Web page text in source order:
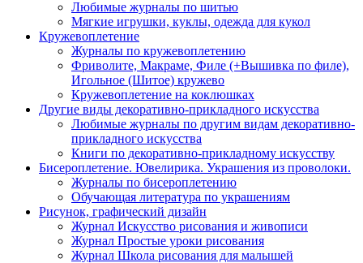
Любимые журналы по шитью
Мягкие игрушки, куклы, одежда для кукол
Кружевоплетение
Журналы по кружевоплетению
Фриволите, Макраме, Филе (+Вышивка по филе),
Игольное (Шитое) кружево
Кружевоплетение на коклюшках
Другие виды декоративно-прикладного искусства
Любимые журналы по другим видам декоративно-
прикладного искусства
Книги по декоративно-прикладному искусству
Бисероплетение. Ювелирика. Украшения из проволоки.
Журналы по бисероплетению
Обучающая литература по украшениям
Рисунок, графический дизайн
Журнал Искусство рисования и живописи
Журнал Простые уроки рисования
Журнал Школа рисования для малышей